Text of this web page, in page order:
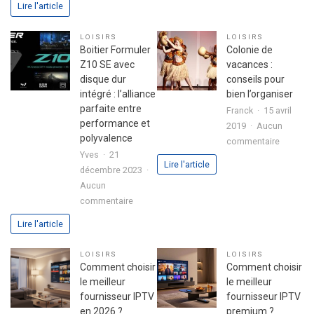
réussir
son
premier
investissement
immobilier
en
toute
Lire l'article
LOISIRS
Boitier Formuler
Z10 SE avec
disque dur
intégré : l’alliance
parfaite entre
performance et
polyvalence
Yves
21
décembre 2023
Aucun
commentairesur
SE
disque
Lire l'article
LOISIRS
Colonie de
vacances :
conseils pour
bien l’organiser
Franck
15 avril
2019
Aucun
commentairesur
Lire l'article
LOISIRS
Comment choisir
le meilleur
fournisseur IPTV
en 2026 ?
LOISIRS
Comment choisir
le meilleur
fournisseur IPTV
premium ?